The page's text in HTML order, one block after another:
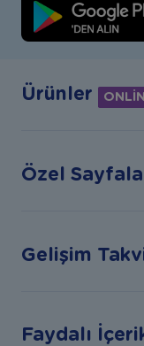
Ürünler
Özel
Gelişim
Faydalı